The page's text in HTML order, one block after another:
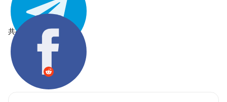
共有する: